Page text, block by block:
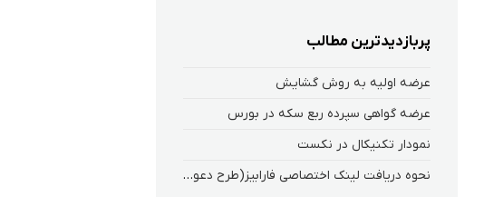
پربازدیدترین مطالب
عرضه اولیه به روش گشایش
عرضه گواهی سپرده ربع سکه در بورس
نمودار تکنیکال در نکست
نحوه دریافت لینک اختصاصی فارابیز(طرح دعوت از دوستان)